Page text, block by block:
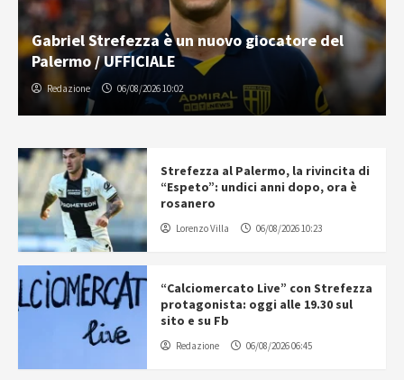
Gabriel Strefezza è un nuovo giocatore del
Palermo / UFFICIALE
Redazione 06/08/2026 10:02
Strefezza al Palermo, la rivincita di
“Espeto”: undici anni dopo, ora è
rosanero
Lorenzo Villa 06/08/2026 10:23
“Calciomercato Live” con Strefezza
protagonista: oggi alle 19.30 sul
sito e su Fb
Redazione 06/08/2026 06:45